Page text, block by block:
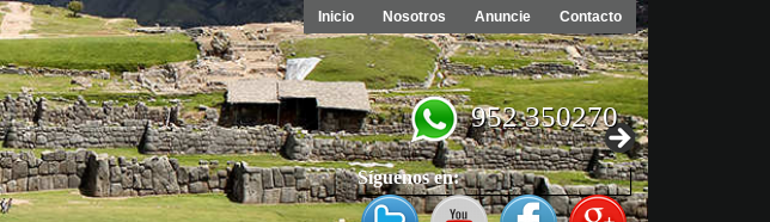
Inicio Nosotros Anuncie Contacto
952 350270
Síguenos en: